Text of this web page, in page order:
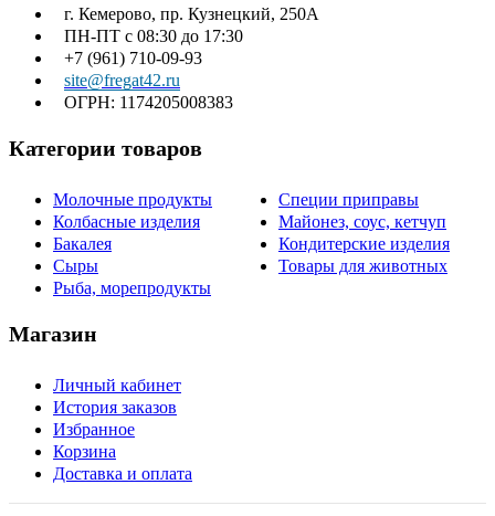
г. Кемерово, пр. Кузнецкий, 250А
ПН-ПТ с 08:30 до 17:30
+7 (961) 710-09-93
site@fregat42.ru
ОГРН: 1174205008383
Категории товаров
Молочные продукты
Колбасные изделия
Бакалея
Сыры
Рыба, морепродукты
Специи приправы
Майонез, соус, кетчуп
Кондитерские изделия
Товары для животных
Магазин
Личный кабинет
История заказов
Избранное
Корзина
Доставка и оплата